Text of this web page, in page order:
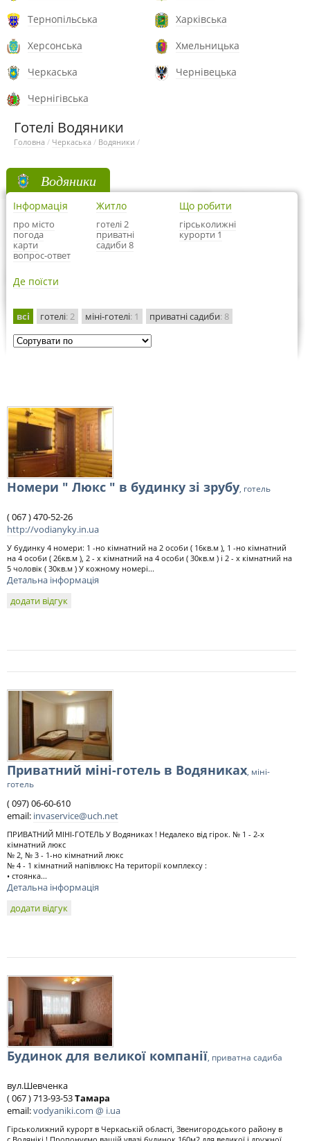
Тернопільська
Харківська
Херсонська
Хмельницька
Черкаська
Чернівецька
Чернігівська
Готелі Водяники
Головна / Черкаська / Водяники /
Водяники
Інформація
про місто
погода
карти
вопрос-ответ
Житло
готелі 2
приватні
садиби 8
Що робити
гірськолижні
курорти 1
Де поїсти
всі готелі: 2 міні-готелі: 1 приватні садиби: 8
Номери " Люкс " в будинку зі зрубу, готель
( 067 ) 470-52-26
http://vodianyky.in.ua
У будинку 4 номери: 1 -но кімнатний на 2 особи ( 16кв.м ), 1 -но кімнатний
на 4 особи ( 26кв.м ), 2 - х кімнатний на 4 особи ( 30кв.м ) і 2 - х кімнатний на
5 чоловік ( 30кв.м ) У кожному номері...
Детальна інформація
додати відгук
Приватний міні-готель в Водяниках, міні-
готель
( 097) 06-60-610
email: invaservice@uch.net
ПРИВАТНИЙ МІНІ-ГОТЕЛЬ У Водяниках ! Недалеко від гірок. № 1 - 2-х
кімнатний люкс
№ 2, № 3 - 1-но кімнатний люкс
№ 4 - 1 кімнатний напівлюкс На території комплексу :
• стоянка...
Детальна інформація
додати відгук
Будинок для великої компанії, приватна садиба
вул.Шевченка
( 067 ) 713-93-53Тамара
email:vodyaniki.com @ i.ua
Гірськолижний курорт в Черкаській області, Звенигородського району в